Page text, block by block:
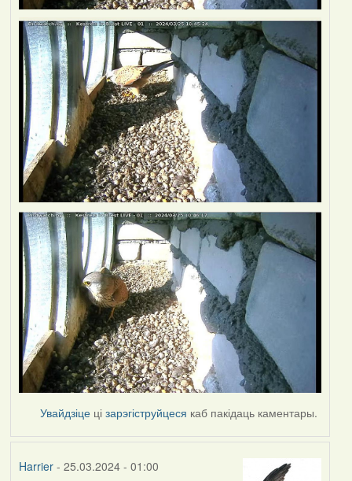
Увайдзіце цізарэгіструйцеся каб пакідаць каментары.
Harrier- 25.03.2024 - 01:00